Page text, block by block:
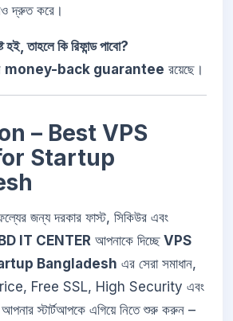
দ্রুত করে।
তাহলে কি রিফান্ড পাবো?
money-back guarantee রয়েছে।
– Best VPS
Startup
জন্য দরকার ফাস্ট, সিকিউর এবং
IT CENTER আপনাকে দিচ্ছে VPS
Bangladesh এর সেরা সমাধান,
Price, Free SSL, High Security এবং
স্টার্টআপকে এগিয়ে নিতে শুরু করুন –